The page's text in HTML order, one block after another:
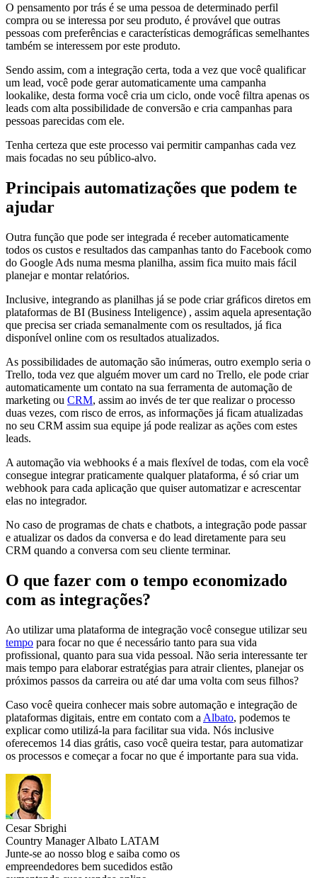
O pensamento por trás é se uma pessoa de determinado perfil
compra ou se interessa por seu produto, é provável que outras
pessoas com preferências e características demográficas semelhantes
também se interessem por este produto.
Sendo assim, com a integração certa, toda a vez que você qualificar
um lead, você pode gerar automaticamente uma campanha
lookalike, desta forma você cria um ciclo, onde você filtra apenas os
leads com alta possibilidade de conversão e cria campanhas para
pessoas parecidas com ele.
Tenha certeza que este processo vai permitir campanhas cada vez
mais focadas no seu público-alvo.
Principais automatizações que podem te
ajudar
Outra função que pode ser integrada é receber automaticamente
todos os custos e resultados das campanhas tanto do Facebook como
do Google Ads numa mesma planilha, assim fica muito mais fácil
planejar e montar relatórios.
Inclusive, integrando as planilhas já se pode criar gráficos diretos em
plataformas de BI (Business Inteligence) , assim aquela apresentação
que precisa ser criada semanalmente com os resultados, já fica
disponível online com os resultados atualizados.
As possibilidades de automação são inúmeras, outro exemplo seria o
Trello, toda vez que alguém mover um card no Trello, ele pode criar
automaticamente um contato na sua ferramenta de automação de
marketing ou CRM, assim ao invés de ter que realizar o processo
duas vezes, com risco de erros, as informações já ficam atualizadas
no seu CRM assim sua equipe já pode realizar as ações com estes
leads.
A automação via webhooks é a mais flexível de todas, com ela você
consegue integrar praticamente qualquer plataforma, é só criar um
webhook para cada aplicação que quiser automatizar e acrescentar
elas no integrador.
No caso de programas de chats e chatbots, a integração pode passar
e atualizar os dados da conversa e do lead diretamente para seu
CRM quando a conversa com seu cliente terminar.
O que fazer com o tempo economizado
com as integrações?
Ao utilizar uma plataforma de integração você consegue utilizar seu
tempo para focar no que é necessário tanto para sua vida
profissional, quanto para sua vida pessoal. Não seria interessante ter
mais tempo para elaborar estratégias para atrair clientes, planejar os
próximos passos da carreira ou até dar uma volta com seus filhos?
Caso você queira conhecer mais sobre automação e integração de
plataformas digitais, entre em contato com a Albato, podemos te
explicar como utilizá-la para facilitar sua vida. Nós inclusive
oferecemos 14 dias grátis, caso você queira testar, para automatizar
os processos e começar a focar no que é importante para sua vida.
Cesar Sbrighi
Country Manager Albato LATAM
Junte-se ao nosso blog e saiba como os
empreendedores bem sucedidos estão